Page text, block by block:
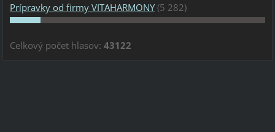
Prípravky od firmy VITAHARMONY (5 282)
Celkový počet hlasov: 43122